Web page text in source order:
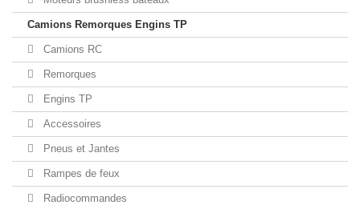
Camions Remorques Engins TP
Camions RC
Remorques
Engins TP
Accessoires
Pneus et Jantes
Rampes de feux
Radiocommandes